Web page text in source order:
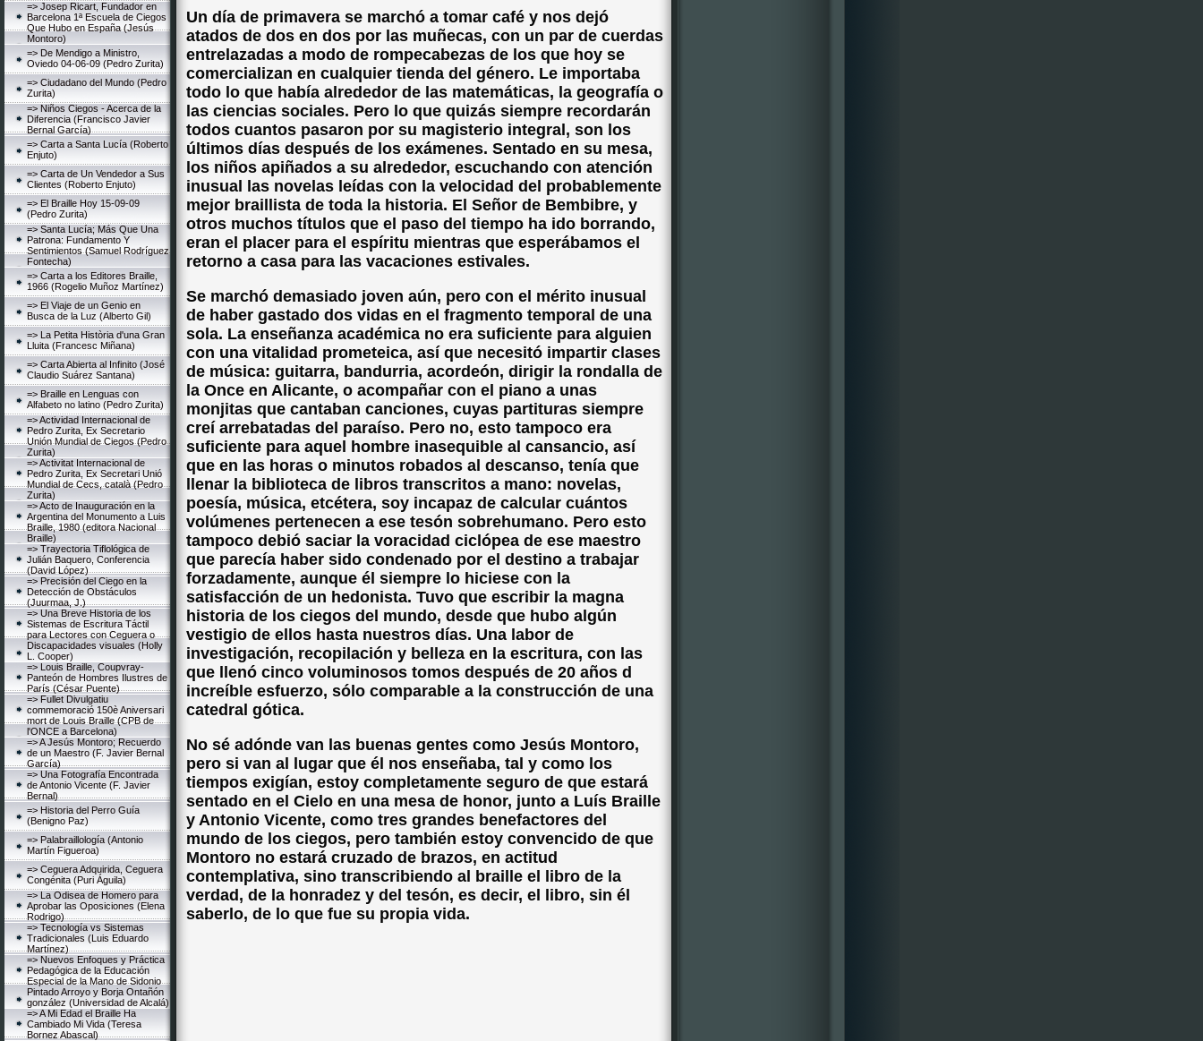
=> Josep Ricart, Fundador en
Barcelona 1ª Escuela de Ciegos
Que Hubo en España (Jesús
Montoro)
=> De Mendigo a Ministro,
Oviedo 04-06-09 (Pedro Zurita)
=> Ciudadano del Mundo (Pedro
Zurita)
=> Niños Ciegos - Acerca de la
Diferencia (Francisco Javier
Bernal García)
=> Carta a Santa Lucía (Roberto
Enjuto)
=> Carta de Un Vendedor a Sus
Clientes (Roberto Enjuto)
=> El Braille Hoy 15-09-09
(Pedro Zurita)
=> Santa Lucía; Más Que Una
Patrona: Fundamento Y
Sentimientos (Samuel Rodríguez
Fontecha)
=> Carta a los Editores Braille,
1966 (Rogelio Muñoz Martínez)
=> El Viaje de un Genio en
Busca de la Luz (Alberto Gil)
=> La Petita Història d'una Gran
Lluita (Francesc Miñana)
=> Carta Abierta al Infinito (José
Claudio Suárez Santana)
=> Braille en Lenguas con
Alfabeto no latino (Pedro Zurita)
=> Actividad Internacional de
Pedro Zurita, Ex Secretario
Unión Mundial de Ciegos (Pedro
Zurita)
=> Activitat Internacional de
Pedro Zurita, Ex Secretari Unió
Mundial de Cecs, català (Pedro
Zurita)
=> Acto de Inauguración en la
Argentina del Monumento a Luis
Braille, 1980 (editora Nacional
Braille)
=> Trayectoria Tiflológica de
Julián Baquero, Conferencia
(David López)
=> Precisión del Ciego en la
Detección de Obstáculos
(Juurmaa, J.)
=> Una Breve Historia de los
Sistemas de Escritura Táctil
para Lectores con Ceguera o
Discapacidades visuales (Holly
L. Cooper)
=> Louis Braille, Coupvray-
Panteón de Hombres Ilustres de
París (César Puente)
=> Fullet Divulgatiu
commemoració 150è Aniversari
mort de Louis Braille (CPB de
l'ONCE a Barcelona)
=> A Jesús Montoro; Recuerdo
de un Maestro (F. Javier Bernal
García)
=> Una Fotografía Encontrada
de Antonio Vicente (F. Javier
Bernal)
=> Historia del Perro Guía
(Benigno Paz)
=> Palabraillología (Antonio
Martín Figueroa)
=> Ceguera Adquirida, Ceguera
Congénita (Puri Águila)
=> La Odisea de Homero para
Aprobar las Oposiciones (Elena
Rodrigo)
=> Tecnología vs Sistemas
Tradicionales (Luis Eduardo
Martínez)
=> Nuevos Enfoques y Práctica
Pedagógica de la Educación
Especial de la Mano de Sidonio
Pintado Arroyo y Borja Ontañón
gonzález (Universidad de Alcalá)
=> A Mi Edad el Braille Ha
Cambiado Mi Vida (Teresa
Bornez Abascal)
Un día de primavera se marchó a tomar café y nos dejó
atados de dos en dos por las muñecas, con un par de cuerdas
entrelazadas a modo de rompecabezas de los que hoy se
comercializan en cualquier tienda del género. Le importaba
todo lo que había alrededor de las matemáticas, la geografía o
las ciencias sociales. Pero lo que quizás siempre recordarán
todos cuantos pasaron por su magisterio integral, son los
últimos días después de los exámenes. Sentado en su mesa,
los niños apiñados a su alrededor, escuchando con atención
inusual las novelas leídas con la velocidad del probablemente
mejor braillista de toda la historia. El Señor de Bembibre, y
otros muchos títulos que el paso del tiempo ha ido borrando,
eran el placer para el espíritu mientras que esperábamos el
retorno a casa para las vacaciones estivales.
Se marchó demasiado joven aún, pero con el mérito inusual
de haber gastado dos vidas en el fragmento temporal de una
sola. La enseñanza académica no era suficiente para alguien
con una vitalidad prometeica, así que necesitó impartir clases
de música: guitarra, bandurria, acordeón, dirigir la rondalla de
la Once en Alicante, o acompañar con el piano a unas
monjitas que cantaban canciones, cuyas partituras siempre
creí arrebatadas del paraíso. Pero no, esto tampoco era
suficiente para aquel hombre inasequible al cansancio, así
que en las horas o minutos robados al descanso, tenía que
llenar la biblioteca de libros transcritos a mano: novelas,
poesía, música, etcétera, soy incapaz de calcular cuántos
volúmenes pertenecen a ese tesón sobrehumano. Pero esto
tampoco debió saciar la voracidad ciclópea de ese maestro
que parecía haber sido condenado por el destino a trabajar
forzadamente, aunque él siempre lo hiciese con la
satisfacción de un hedonista. Tuvo que escribir la magna
historia de los ciegos del mundo, desde que hubo algún
vestigio de ellos hasta nuestros días. Una labor de
investigación, recopilación y belleza en la escritura, con las
que llenó cinco voluminosos tomos después de 20 años d
increíble esfuerzo, sólo comparable a la construcción de una
catedral gótica.
No sé adónde van las buenas gentes como Jesús Montoro,
pero si van al lugar que él nos enseñaba, tal y como los
tiempos exigían, estoy completamente seguro de que estará
sentado en el Cielo en una mesa de honor, junto a Luís Braille
y Antonio Vicente, como tres grandes benefactores del
mundo de los ciegos, pero también estoy convencido de que
Montoro no estará cruzado de brazos, en actitud
contemplativa, sino transcribiendo al braille el libro de la
verdad, de la honradez y del tesón, es decir, el libro, sin él
saberlo, de lo que fue su propia vida.